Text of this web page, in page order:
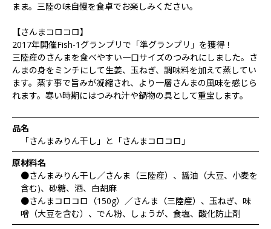
まま。三陸の味自慢を食卓でお楽しみください。
【さんまコロコロ】
2017年開催Fish-1グランプリで「準グランプリ」を獲得！
三陸産のさんまを食べやすい一口サイズのつみれにしました。さ
んまの身をミンチにして生姜、玉ねぎ、調味料を加えて蒸してい
ます。蒸す事で旨みが凝縮され、より一層さんまの風味を感じら
れます。寒い時期にはつみれ汁や鍋物の具として重宝します。
品名
「さんまみりん干し」と「さんまコロコロ」
原材料名
●さんまみりん干し／さんま（三陸産）、醤油（大豆、小麦を
含む)、砂糖、酒、白胡麻
●さんまコロコロ（150g）／さんま（三陸産）、玉ねぎ、味
噌（大豆を含む）、でん粉、しょうが、食塩、酸化防止剤